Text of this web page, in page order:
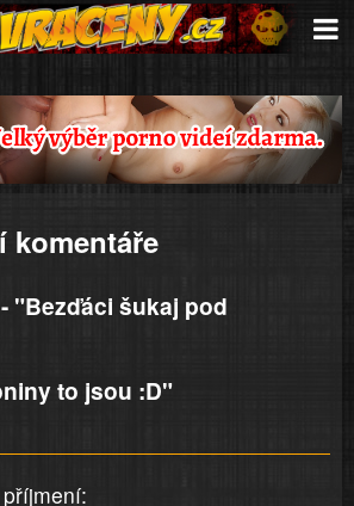
komentáře
"Bezďáci šukaj pod
to jsou :D"